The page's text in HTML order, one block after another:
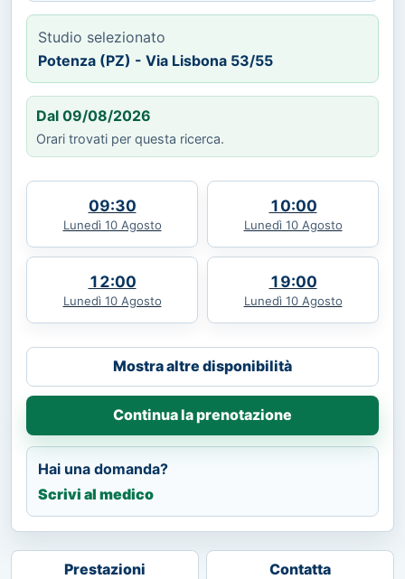
Studio selezionato
Potenza (PZ) - Via Lisbona 53/55
Dal 09/08/2026
Orari trovati per questa ricerca.
09:30
Lunedì 10 Agosto
10:00
Lunedì 10 Agosto
12:00
Lunedì 10 Agosto
19:00
Lunedì 10 Agosto
Mostra altre disponibilità
Continua la prenotazione
Hai una domanda?
Scrivi al medico
Prestazioni Contatta